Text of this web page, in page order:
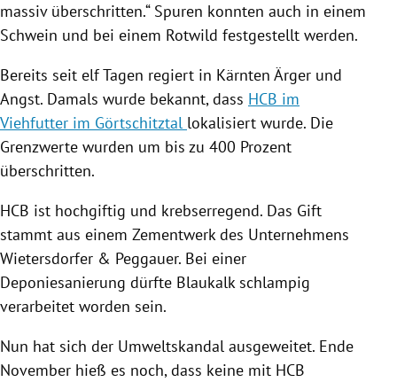
massiv überschritten.“ Spuren konnten auch in einem
Schwein und bei einem Rotwild festgestellt werden.
Bereits seit elf Tagen regiert in Kärnten Ärger und
Angst. Damals wurde bekannt, dass HCB im
Viehfutter im Görtschitztal lokalisiert wurde. Die
Grenzwerte wurden um bis zu 400 Prozent
überschritten.
HCB ist hochgiftig und krebserregend. Das Gift
stammt aus einem Zementwerk des Unternehmens
Wietersdorfer & Peggauer. Bei einer
Deponiesanierung dürfte Blaukalk schlampig
verarbeitet worden sein.
Nun hat sich der Umweltskandal ausgeweitet. Ende
November hieß es noch, dass keine mit HCB